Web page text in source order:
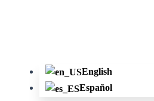
English
Español